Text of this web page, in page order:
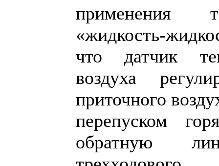
применения
«жидкость-
что датчик
воздуха
приточного
перепуском
обратную